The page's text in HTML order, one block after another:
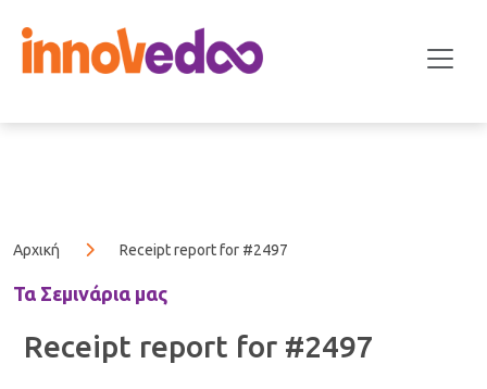
Αρχική Receipt report for #2497
Τα Σεμινάρια μας
Receipt report for #2497